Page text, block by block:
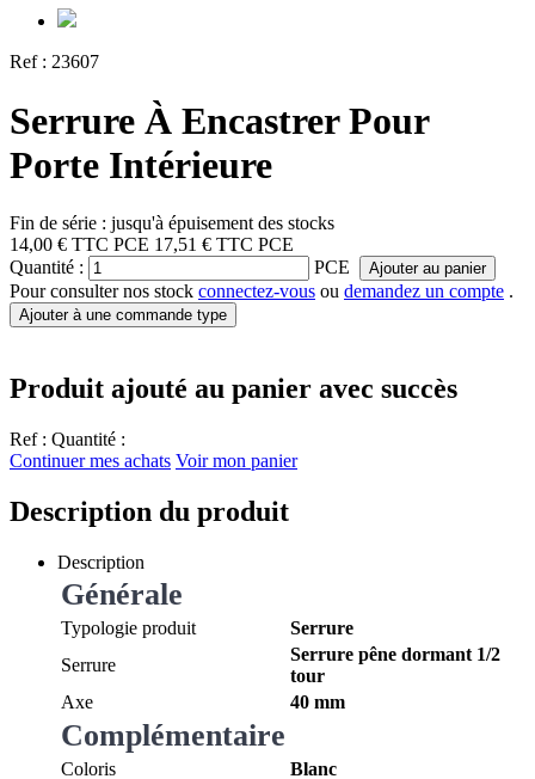
Ref : 23607
Serrure À Encastrer Pour
Porte Intérieure
Fin de série : jusqu'à épuisement des stocks
14,00 € TTC PCE 17,51 € TTC PCE
Quantité :
PCE Ajouter au panier
Pour consulter nos stock connectez-vous ou demandez un compte .
Ajouter à une commande type
Produit ajouté au panier avec succès
Ref : Quantité :
Continuer mes achats Voir mon panier
Description du produit
Description
Générale
Typologie produit
Serrure
Serrure
Serrure pêne dormant 1/2
tour
Axe
40 mm
Complémentaire
Coloris
Blanc